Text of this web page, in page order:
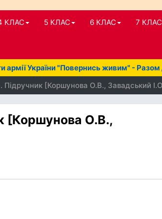
КЛАС 5 КЛАС 6 КЛАС 7 КЛАС
армії України "Повернись живим" -
Підручник [Коршунова О.В., Завадський
[Коршунова О.В.,